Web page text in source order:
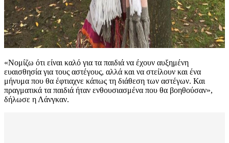
«Νομίζω ότι είναι καλό για τα παιδιά να έχουν αυξημένη
ευαισθησία για τους αστέγους, αλλά και να στείλουν και ένα
μήνυμα που θα έφτιαχνε κάπως τη διάθεση των αστέγων. Και
πραγματικά τα παιδιά ήταν ενθουσιασμένα που θα βοηθούσαν»,
δήλωσε η Λάνγκαν.